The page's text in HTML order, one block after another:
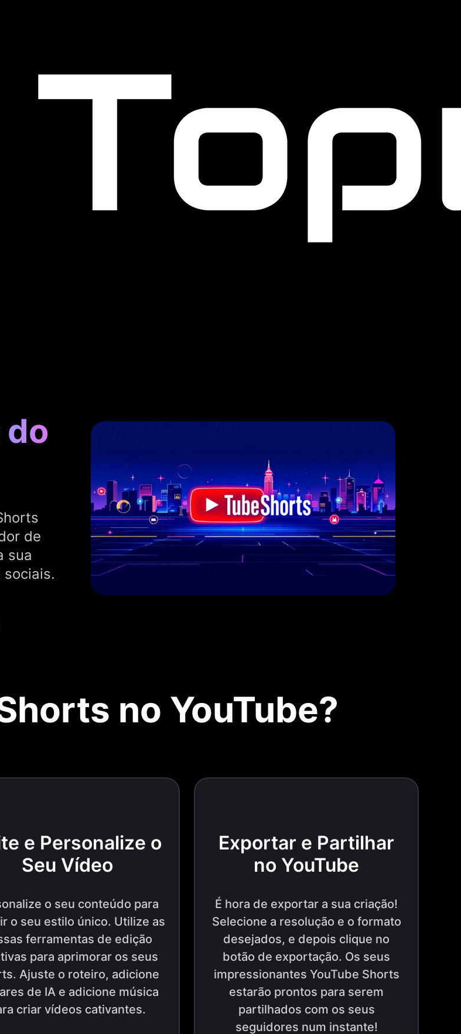
de
sua
no YouTube?
e Personalize o
Seu Vídeo
o seu conteúdo para
o seu estilo único. Utilize as
ferramentas de edição
para aprimorar os seus
Ajuste o roteiro, adicione
de IA e adicione música
criar vídeos cativantes.
Exportar e Partilhar
no YouTube
É hora de exportar a sua criação!
Selecione a resolução e o formato
desejados, e depois clique no
botão de exportação. Os seus
impressionantes YouTube Shorts
estarão prontos para serem
partilhados com os seus
seguidores num instante!